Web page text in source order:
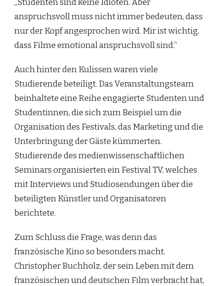
anspruchsvoll muss nicht immer bedeuten, dass
nur der Kopf angesprochen wird. Mir ist wichtig,
dass Filme emotional anspruchsvoll sind.“
Auch hinter den Kulissen waren viele
Studierende beteiligt. Das Veranstaltungsteam
beinhaltete eine Reihe engagierte Studenten und
Studentinnen, die sich zum Beispiel um die
Organisation des Festivals, das Marketing und die
Unterbringung der Gäste kümmerten.
Studierende des medienwissenschaftlichen
Seminars organisierten ein Festival TV, welches
mit Interviews und Studiosendungen über die
beteiligten Künstler und Organisatoren
berichtete.
Zum Schluss die Frage, was denn das
französische Kino so besonders macht.
Christopher Buchholz, der sein Leben mit dem
französischen und deutschen Film verbracht hat,